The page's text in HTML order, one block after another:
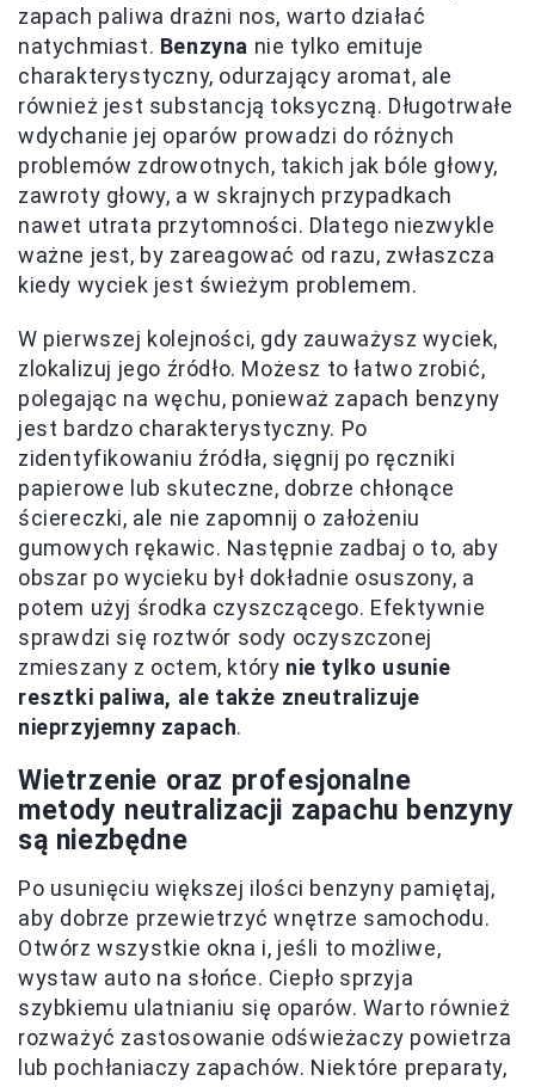
zapach paliwa drażni nos, warto działać
natychmiast. Benzyna nie tylko emituje
charakterystyczny, odurzający aromat, ale
również jest substancją toksyczną. Długotrwałe
wdychanie jej oparów prowadzi do różnych
problemów zdrowotnych, takich jak bóle głowy,
zawroty głowy, a w skrajnych przypadkach
nawet utrata przytomności. Dlatego niezwykle
ważne jest, by zareagować od razu, zwłaszcza
kiedy wyciek jest świeżym problemem.
W pierwszej kolejności, gdy zauważysz wyciek,
zlokalizuj jego źródło. Możesz to łatwo zrobić,
polegając na węchu, ponieważ zapach benzyny
jest bardzo charakterystyczny. Po
zidentyfikowaniu źródła, sięgnij po ręczniki
papierowe lub skuteczne, dobrze chłonące
ściereczki, ale nie zapomnij o założeniu
gumowych rękawic. Następnie zadbaj o to, aby
obszar po wycieku był dokładnie osuszony, a
potem użyj środka czyszczącego. Efektywnie
sprawdzi się roztwór sody oczyszczonej
zmieszany z octem, który nie tylko usunie
resztki paliwa, ale także zneutralizuje
nieprzyjemny zapach.
Wietrzenie oraz profesjonalne
metody neutralizacji zapachu benzyny
są niezbędne
Po usunięciu większej ilości benzyny pamiętaj,
aby dobrze przewietrzyć wnętrze samochodu.
Otwórz wszystkie okna i, jeśli to możliwe,
wystaw auto na słońce. Ciepło sprzyja
szybkiemu ulatnianiu się oparów. Warto również
rozważyć zastosowanie odświeżaczy powietrza
lub pochłaniaczy zapachów. Niektóre preparaty,